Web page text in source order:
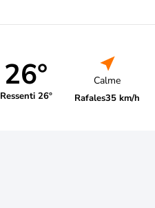
26°
Ressenti 26°
Calme
Rafales35 km/h